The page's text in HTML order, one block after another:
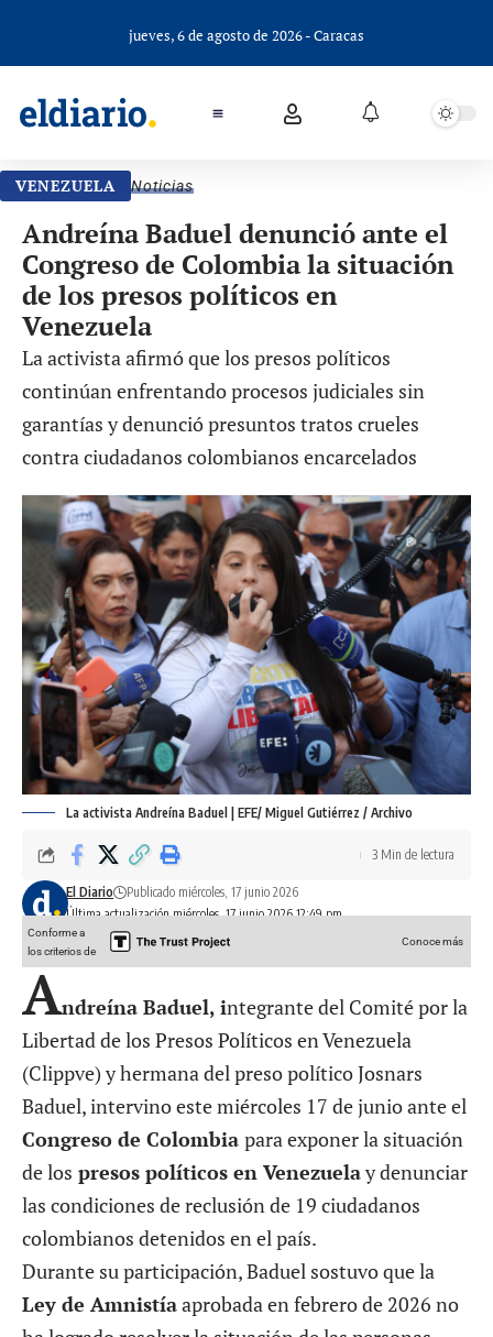
jueves, 6 de agosto de 2026 - Caracas
VENEZUELA Noticias
Andreína Baduel denunció ante el
Congreso de Colombia la situación
de los presos políticos en
Venezuela
La activista afirmó que los presos políticos
continúan enfrentando procesos judiciales sin
garantías y denunció presuntos tratos crueles
contra ciudadanos colombianos encarcelados
La activista Andreína Baduel | EFE/ Miguel Gutiérrez / Archivo
Última actualización miércoles, 17 junio 2026 12:49 pm
El Diario Publicado miércoles, 17 junio 2026
3 Min de lectura
Conforme a
los criterios de
Conoce más
Andreína Baduel, integrante del Comité por la
Libertad de los Presos Políticos en Venezuela
(Clippve) y hermana del preso político Josnars
Baduel, intervino este miércoles 17 de junio ante el
Congreso de Colombia para exponer la situación
de los presos políticos en Venezuelay denunciar
las condiciones de reclusión de 19 ciudadanos
colombianos detenidos en el país.
Durante su participación, Baduel sostuvo que la
Ley de Amnistíaaprobada en febrero de 2026 no